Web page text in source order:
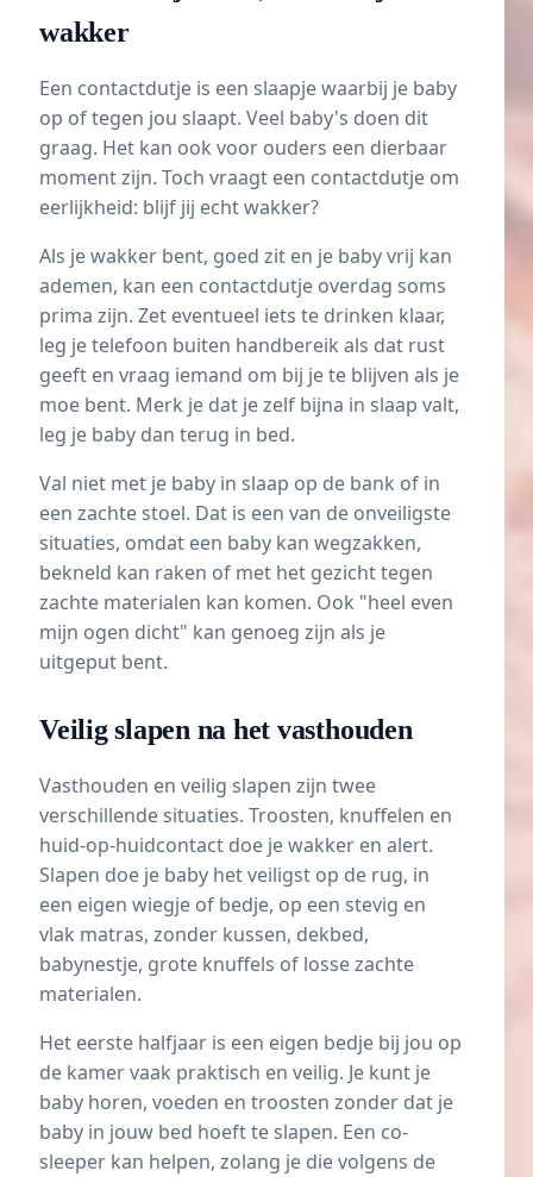
wakker
Een contactdutje is een slaapje waarbij je baby
op of tegen jou slaapt. Veel baby's doen dit
graag. Het kan ook voor ouders een dierbaar
moment zijn. Toch vraagt een contactdutje om
eerlijkheid: blijf jij echt wakker?
Als je wakker bent, goed zit en je baby vrij kan
ademen, kan een contactdutje overdag soms
prima zijn. Zet eventueel iets te drinken klaar,
leg je telefoon buiten handbereik als dat rust
geeft en vraag iemand om bij je te blijven als je
moe bent. Merk je dat je zelf bijna in slaap valt,
leg je baby dan terug in bed.
Val niet met je baby in slaap op de bank of in
een zachte stoel. Dat is een van de onveiligste
situaties, omdat een baby kan wegzakken,
bekneld kan raken of met het gezicht tegen
zachte materialen kan komen. Ook "heel even
mijn ogen dicht" kan genoeg zijn als je
uitgeput bent.
Veilig slapen na het vasthouden
Vasthouden en veilig slapen zijn twee
verschillende situaties. Troosten, knuffelen en
huid-op-huidcontact doe je wakker en alert.
Slapen doe je baby het veiligst op de rug, in
een eigen wiegje of bedje, op een stevig en
vlak matras, zonder kussen, dekbed,
babynestje, grote knuffels of losse zachte
materialen.
Het eerste halfjaar is een eigen bedje bij jou op
de kamer vaak praktisch en veilig. Je kunt je
baby horen, voeden en troosten zonder dat je
baby in jouw bed hoeft te slapen. Een co-
sleeper kan helpen, zolang je die volgens de